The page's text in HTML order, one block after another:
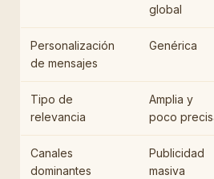
global
Personalización
de mensajes
Genérica
Tipo de
relevancia
Amplia y
poco
Canales
dominantes
Publicidad
masiva